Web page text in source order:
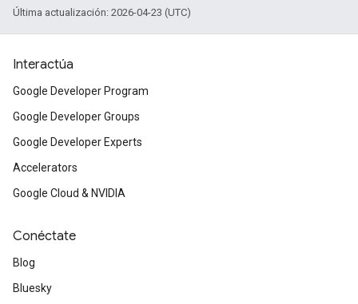
Última actualización: 2026-04-23 (UTC)
Interactúa
Google Developer Program
Google Developer Groups
Google Developer Experts
Accelerators
Google Cloud & NVIDIA
Conéctate
Blog
Bluesky